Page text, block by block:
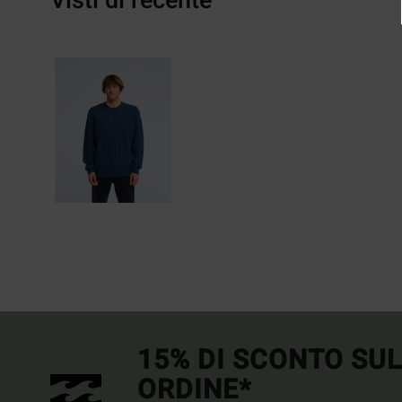
15% DI SCONTO
ORDINE*